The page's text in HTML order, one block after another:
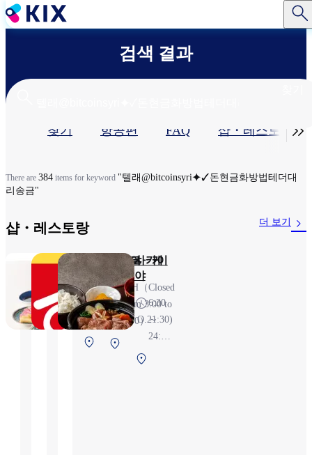
주
요
로
건
검색 결과
탭
찾기 항공편 FAQ 샵・레스토랑​ 
There are 384 items for keyword "텔래@bitcoinsyri⯌✓돈현금화방법테더대
리송금"
샵・레스토랑​ 더 보기
돈카츠 와코 케
이테이
7:00～
22:00（L.O.21:30)
제1터미널 2F
보안 검색 전
스키야
23H（Closed
from 3:00 to
4:00）
널 2F 보
사카이
야
6:30
～
24:55